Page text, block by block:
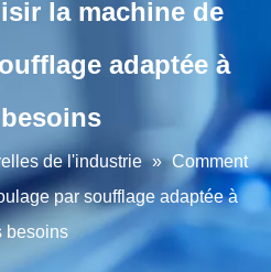
la machine de
adaptée à
de l'industrie » Comment
par soufflage adaptée à
besoins